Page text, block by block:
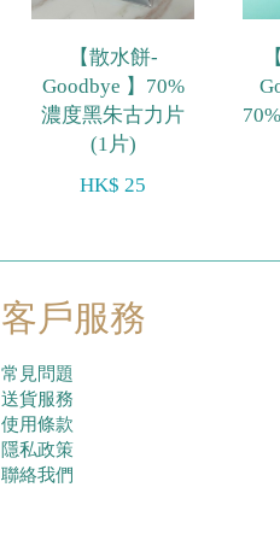
【散水餅-
Goodbye 】70%
濃度黑朱古力片
(1片)
HK$ 25
客戶服務
常見問題
送貨服務
使用條款
隱私政策
聯絡我們